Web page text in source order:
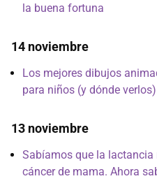
la buena fortuna
14 noviembre
Los mejores dibujos
para niños (y dónde verlos)
13 noviembre
Sabíamos que la lactancia
cáncer de mama. Ahora